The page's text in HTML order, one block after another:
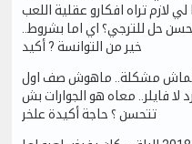
لازم تراه افكارو عقلية اللعب
حل للترجي؟ اي اما بشروط..
خير من التوانسة ? أكيد
فماش مشكلة.. ماهوش صف اول
لا فايلر.. معاه هو الجوارات بش
تتحسن ؟ حاجة أكيدة علخر